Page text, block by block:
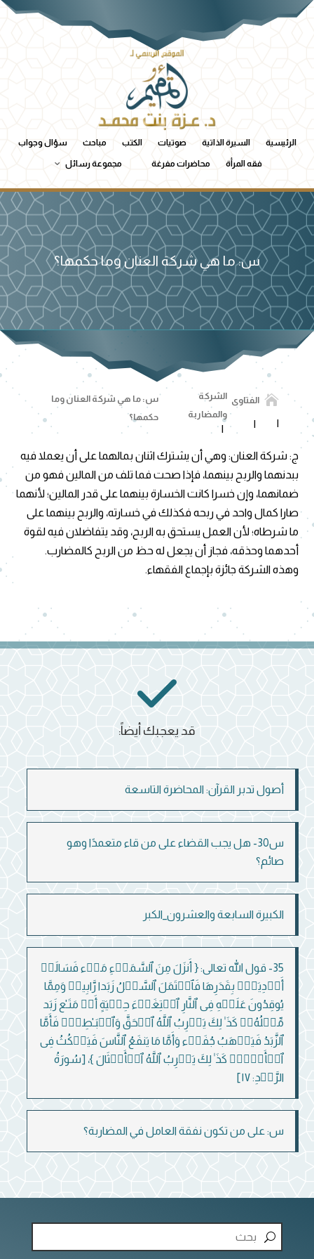
الرئيسية السيرة الذاتية صوتيات الكتب مباحث سؤال وجواب
فقه المرأة محاضرات مفرغة مجموعة رسائل
س: ما هي شركة العنان وما حكمها؟
 الفتاوى الشركة
والمضاربة
س: ما هي شركة العنان وما
حكمها؟
ج: شركة العنان: وهي أن يشترك اثنان بمالهما على أن يعملا فيه
ببدنهما والربح بينهما، فإذا صحت فما تلف من المالين فهو من
ضمانهما، وإن خسرا كانت الخسارة بينهما على قدر المالين؛ لأنهما
صارا كمال واحد في ربحه فكذلك في خسارته، والربح بينهما على
ما شرطاه؛ لأن العمل يستحق به الربح، وقد يتفاضلان فيه لقوة
أحدهما وحذقه، فجاز أن يجعل له حظ من الربح كالمضارب.
وهذه الشركة جائزة بإجماع الفقهاء.
أصول تدبر القرآن: المحاضرة التاسعة
س30- هل يجب القضاء على من قاء متعمدًا وهو
صائم؟
الكبيرة السابعة والعشرون_الكبر
35- قول الله تعالى: { أَنزَلَ مِنَ ٱلسَّمَاۤءِ مَاۤء فَسَالَتۡ
أَوۡدِیَةُۢ بِقَدَرِهَا فَٱحۡتَمَلَ ٱلسَّیۡلُ زَبَدا رَّابِیاۖ وَمِمَّا
یُوقِدُونَ عَلَیۡهِ فِی ٱلنَّارِ ٱبۡتِغَاۤءَ حِلۡیَةٍ أَوۡ مَتَـٰع زَبَد
مِّثۡلُهُۥۚ كَذَ ٰ⁠لِكَ یَضۡرِبُ ٱللَّهُ ٱلۡحَقَّ وَٱلۡبَـٰطِلَۚ فَأَمَّا
ٱلزَّبَدُ فَیَذۡهَبُ جُفَاۤء وَأَمَّا مَا یَنفَعُ ٱلنَّاسَ فَیَمۡكُثُ فِی
ٱلۡأَرۡضِۚ كَذَ ٰ⁠لِكَ یَضۡرِبُ ٱللَّهُ ٱلۡأَمۡثَالَ }، [سُورَةُ
الرَّعۡدِ: ١٧]
س: على من تكون نفقة العامل في المضاربة؟
قد يعجبك أيضاً: